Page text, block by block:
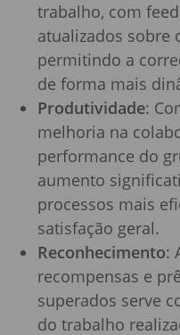
trabalho, com
atualizados sobre
permitindo a
de forma mais
Produtividade:
melhoria na
performance do
aumento
processos mais
satisfação geral.
Reconhecimento:
recompensas e
superados serve
do trabalho